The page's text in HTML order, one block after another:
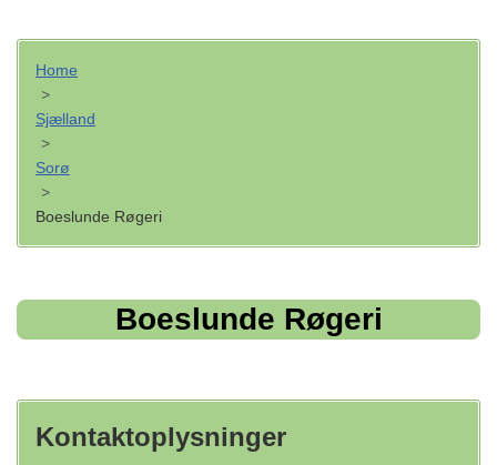
Home
>
Sjælland
>
Sorø
>
Boeslunde Røgeri
Boeslunde Røgeri
Kontaktoplysninger